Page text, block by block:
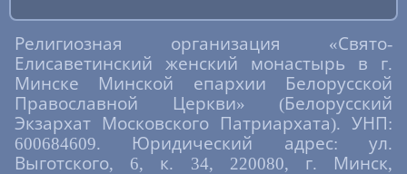
Религиозная организация «Свято-
Елисаветинский женский монастырь в г.
Минске Минской епархии Белорусской
Православной Церкви» (Белорусский
Экзархат Московского Патриархата). УНП:
600684609. Юридический адрес: ул.
Выготского, 6, к. 34, 220080, г. Минск,